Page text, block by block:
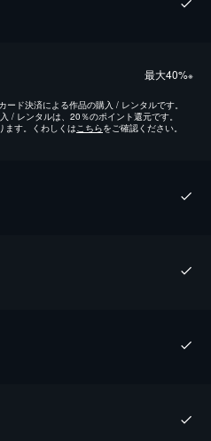
最⼤40%※
ド決済による作品の購入 / レンタルです。
/ レンタルは、20％のポイント還元です。
ます。くわしくはこちらをご確認ください。